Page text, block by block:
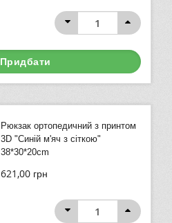
Придбати
Рюкзак ортопедичний з принтом
3D "Синій м'яч з сіткою"
38*30*20cm
621,00 грн